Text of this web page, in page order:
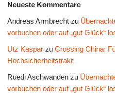
Neueste Kommentare
Andreas Armbrecht zu
vorbuchen oder auf „gut Glück“
Utz Kaspar zu Crossing China:
Hochsicherheitstrakt
Ruedi Aschwanden zu
vorbuchen oder auf „gut Glück“